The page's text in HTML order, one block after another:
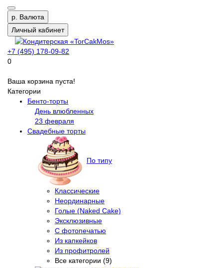
р. Валюта
Личный кабинет
+7 (495) 178-09-82
0
Ваша корзина пуста!
Категории
Бенто-торты
День влюбленных
23 февраля
Свадебные торты
По типу
Классические
Неординарные
Голые (Naked Cake)
Эксклюзивные
С фотопечатью
Из капкейков
Из профитролей
Все категории (9)